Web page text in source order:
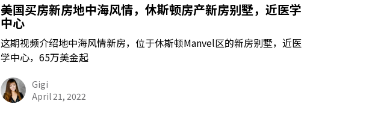
美国买房新房地中海风情，休斯顿房产新房别墅，近医学
中心
这期视频介绍地中海风情新房，位于休斯顿Manvel区的新房别墅，近医
学中心，65万美金起
Gigi
April 21, 2022